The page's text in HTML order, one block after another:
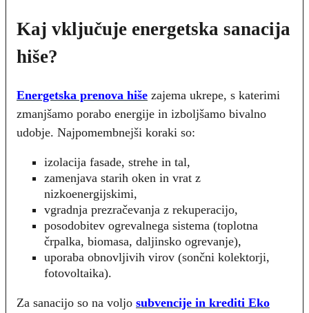
Kaj vključuje energetska sanacija
hiše?
Energetska prenova hiše zajema ukrepe, s katerimi
zmanjšamo porabo energije in izboljšamo bivalno
udobje. Najpomembnejši koraki so:
izolacija fasade, strehe in tal,
zamenjava starih oken in vrat z
nizkoenergijskimi,
vgradnja prezračevanja z rekuperacijo,
posodobitev ogrevalnega sistema (toplotna
črpalka, biomasa, daljinsko ogrevanje),
uporaba obnovljivih virov (sončni kolektorji,
fotovoltaika).
Za sanacijo so na voljo subvencije in krediti Eko